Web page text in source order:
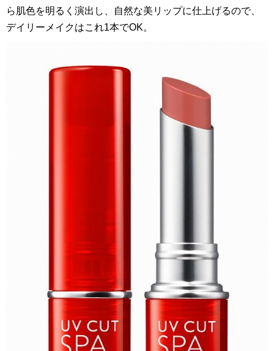
ら肌色を明るく演出し、自然な美リップに仕上げるので、
デイリーメイクはこれ1本でOK。